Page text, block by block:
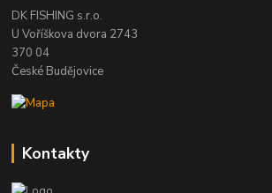
DK FISHING s.r.o.
U Voříškova dvora 2743
370 04
České Budějovice
Kontakty